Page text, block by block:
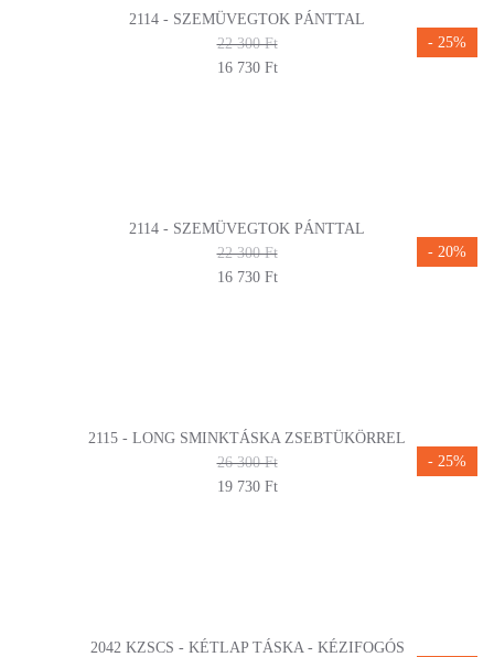
2114 - SZEMÜVEGTOK PÁNTTAL
22 300 Ft
16 730 Ft
2114 - SZEMÜVEGTOK PÁNTTAL
22 300 Ft
16 730 Ft
2115 - LONG SMINKTÁSKA ZSEBTÜKÖRREL
26 300 Ft
19 730 Ft
- 25%
2042 KZSCS - KÉTLAP TÁSKA - KÉZIFOGÓS
- 20%
- 25%